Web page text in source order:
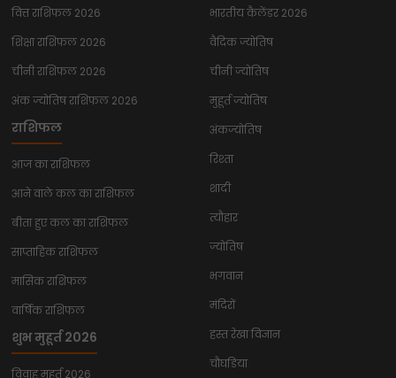
वित्त राशिफल 2026
शिक्षा राशिफल 2026
चीनी राशिफल 2026
अंक ज्योतिष राशिफल 2026
राशिफल
आज का राशिफल
आने वाले कल का राशिफल
बीता हुए कल का राशिफल
साप्ताहिक राशिफल
मासिक राशिफल
वार्षिक राशिफल
शुभ मुहूर्त 2026
विवाह मुहूर्त 2026
भारतीय कैलेंडर 2026
वैदिक ज्योतिष
चीनी ज्योतिष
मुहूर्त ज्योतिष
अंकज्योतिष
रिश्ता
शादी
त्यौहार
ज्योतिष
भगवान
मंदिरों
हस्त रेखा विज्ञान
चौघडिया